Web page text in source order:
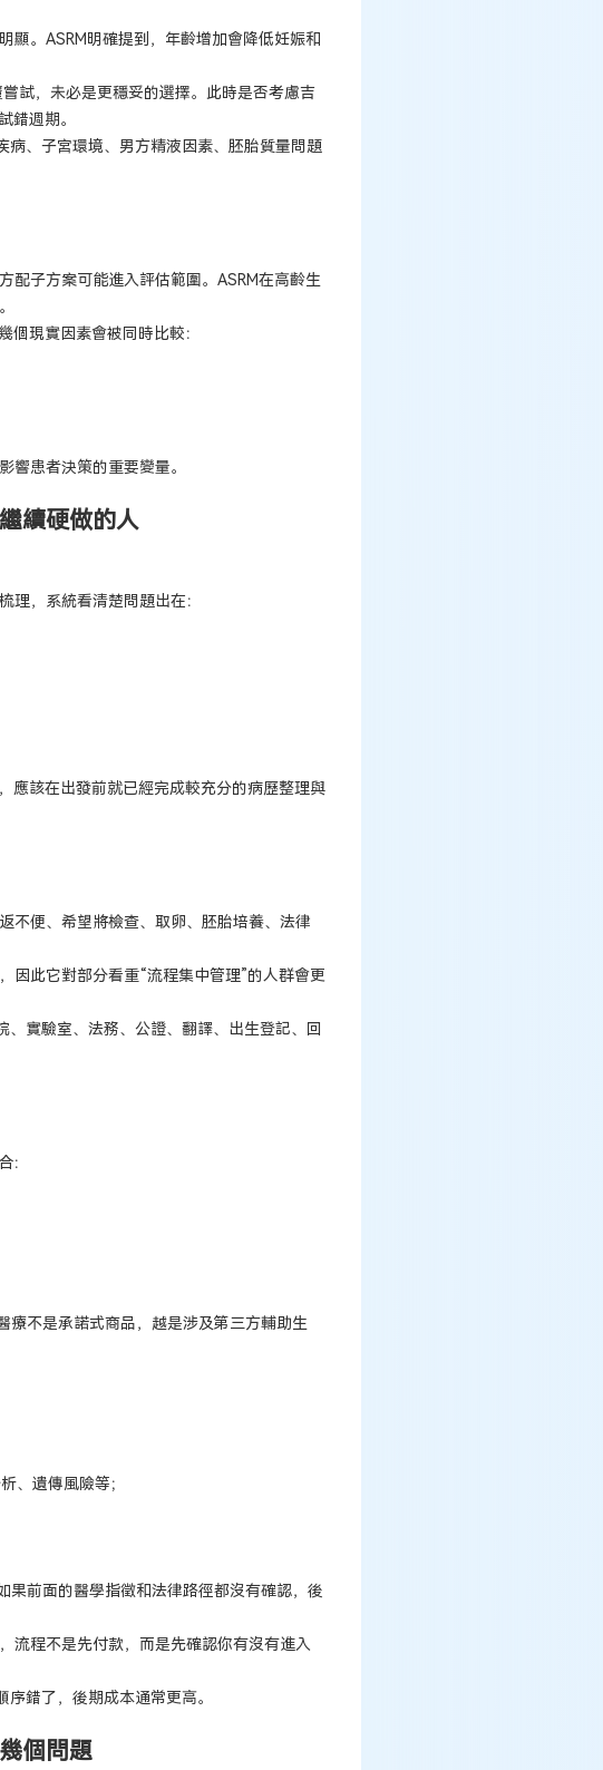
顯。ASRM明確提到，年齡增加會降低妊娠和
試，未必是更穩妥的選擇。此時是否考慮吉
錯週期。
、子宮環境、男方精液因素、胚胎質量問題
配子方案可能進入評估範圍。ASRM在高齡生
個現實因素會被同時比較：
響患者決策的重要變量。
續硬做的人
理，系統看清楚問題出在：
應該在出發前就已經完成較充分的病歷整理與
不便、希望將檢查、取卵、胚胎培養、法律
因此它對部分看重“流程集中管理”的人群會更
實驗室、法務、公證、翻譯、出生登記、回
：
療不是承諾式商品，越是涉及第三方輔助生
、遺傳風險等；
果前面的醫學指徵和法律路徑都沒有確認，後
流程不是先付款，而是先確認你有沒有進入
錯了，後期成本通常更高。
個問題